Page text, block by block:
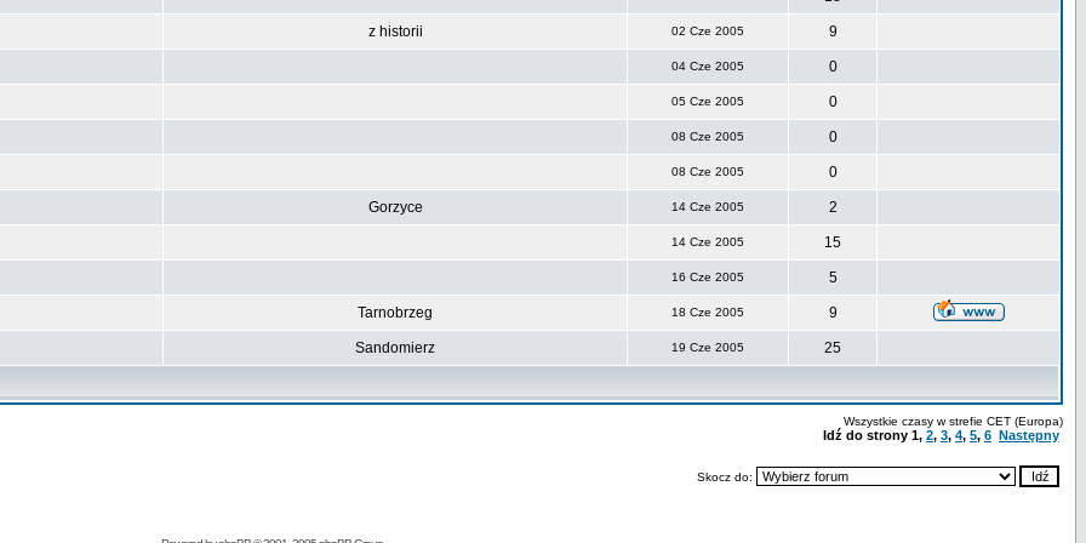
z historii 02 Cze 2005 9
04 Cze 2005 0
05 Cze 2005 0
08 Cze 2005 0
08 Cze 2005 0
Gorzyce 14 Cze 2005 2
14 Cze 2005 15
16 Cze 2005 5
Tarnobrzeg 18 Cze 2005 9
Sandomierz 19 Cze 2005 25
Wszystkie czasy w strefie CET (Europa)
Idź do strony 1, 2, 3, 4, 5, 6 Następny
Skocz do: